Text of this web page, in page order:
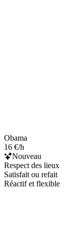
Obama
16 €/h
Nouveau
Respect des lieux
Satisfait ou refait
Réactif et flexible